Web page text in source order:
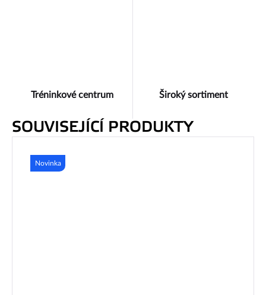
Tréninkové centrum Široký sortiment
SOUVISEJÍCÍ PRODUKTY
Novinka